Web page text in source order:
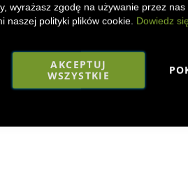
wyrażasz zgodę na używanie przez
naszej polityki plików cookie. Dowiedz
AKCEPTUJ
WSZYSTKIE